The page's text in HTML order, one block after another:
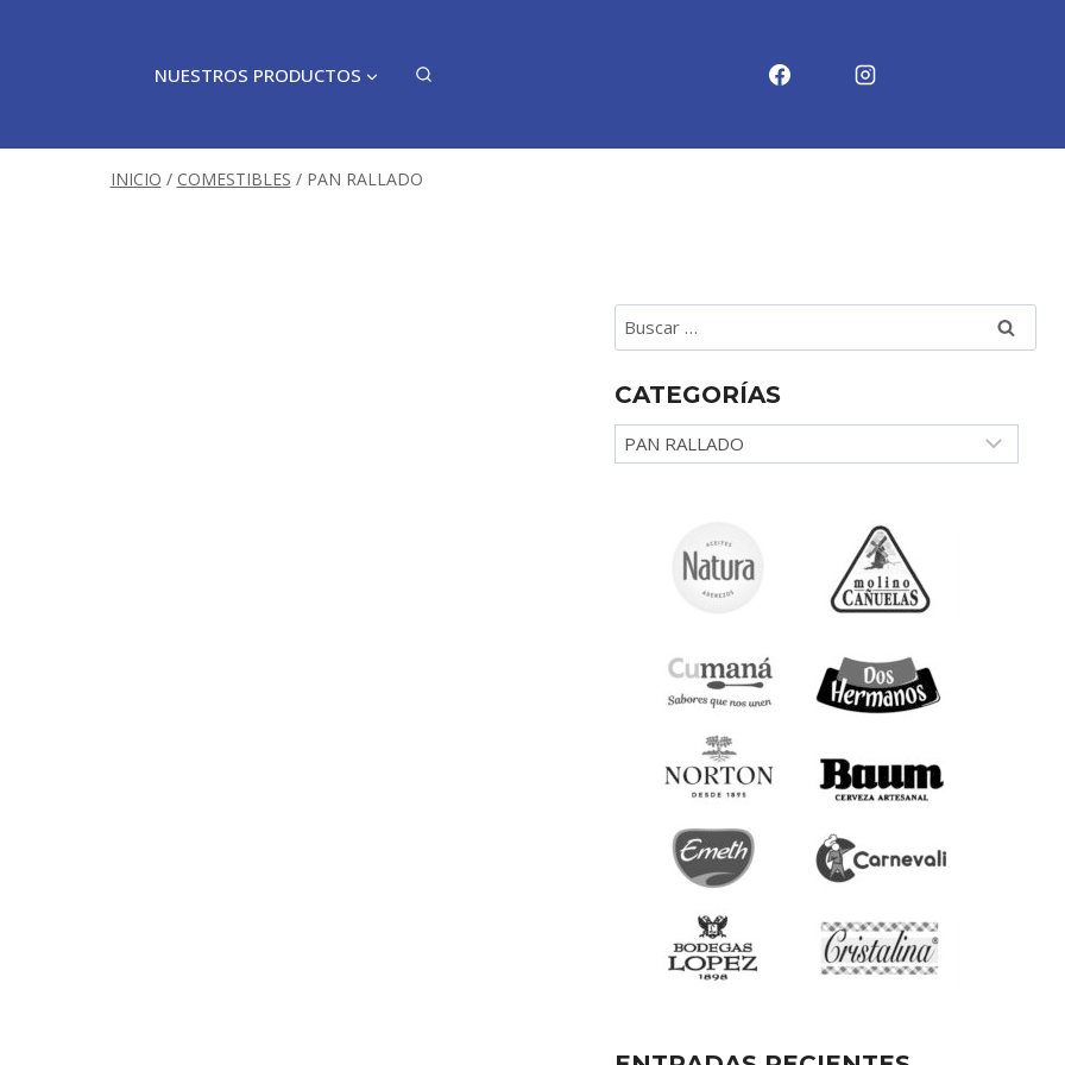
NUESTROS PRODUCTOS
INICIO / COMESTIBLES / PAN RALLADO
Buscar:
CATEGORÍAS
Categorías